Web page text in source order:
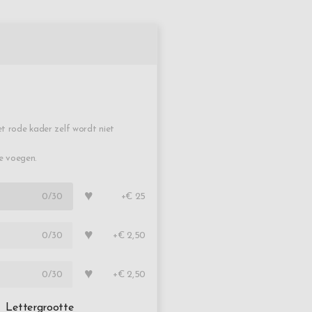
rode kader zelf wordt niet
voegen.
0/30 ♥ +€ 25
0/30 ♥ +€ 2,50
0/30 ♥ +€ 2,50
Lettergrootte